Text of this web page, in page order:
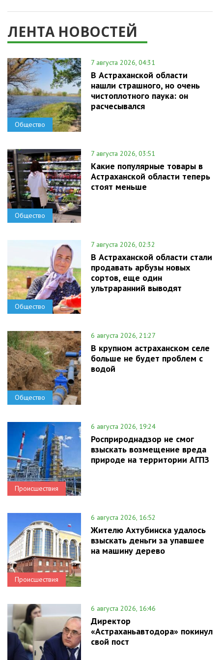
ЛЕНТА НОВОСТЕЙ
Общество
7 августа 2026, 04:31
В Астраханской области
нашли страшного, но очень
чистоплотного паука: он
расчесывался
Общество
7 августа 2026, 03:51
Какие популярные товары в
Астраханской области теперь
стоят меньше
Общество
7 августа 2026, 02:32
В Астраханской области стали
продавать арбузы новых
сортов, еще один
ультраранний выводят
Общество
6 августа 2026, 21:27
В крупном астраханском селе
больше не будет проблем с
водой
Происшествия
6 августа 2026, 19:24
Росприроднадзор не смог
взыскать возмещение вреда
природе на территории АГПЗ
Происшествия
6 августа 2026, 16:52
Жителю Ахтубинска удалось
взыскать деньги за упавшее
на машину дерево
6 августа 2026, 16:46
Директор
«Астраханьавтодора» покинул
свой пост